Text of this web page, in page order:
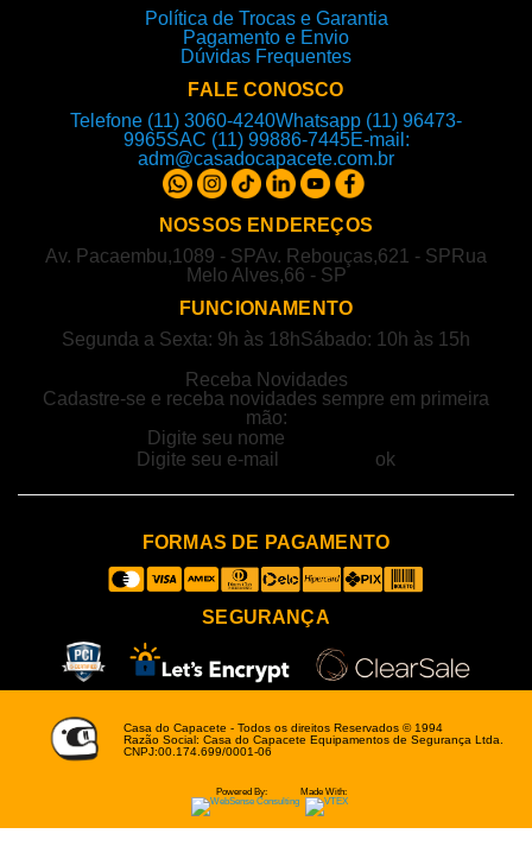
Política de Trocas e Garantia
Pagamento e Envio
Dúvidas Frequentes
FALE CONOSCO
Telefone (11) 3060-4240Whatsapp (11) 96473-
9965SAC (11) 99886-7445E-mail:
adm@casadocapacete.com.br
NOSSOS ENDEREÇOS
Av. Pacaembu,1089 - SPAv. Rebouças,621 - SP Rua
Melo Alves,66 - SP
FUNCIONAMENTO
Segunda a Sexta: 9h às 18hSábado: 10h às 15h
Receba Novidades
Cadastre-se e receba novidades sempre em primeira
mão:
FORMAS DE PAGAMENTO
SEGURANÇA
Casa do Capacete - Todos os direitos Reservados © 1994
Razão Social: Casa do Capacete Equipamentos de Segurança Ltda.
CNPJ:00.174.699/0001-06
Powered By: Made With: